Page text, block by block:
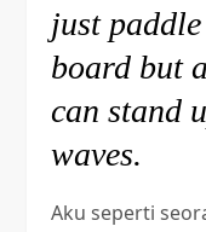
just
board but
can stand
waves.
Aku seperti